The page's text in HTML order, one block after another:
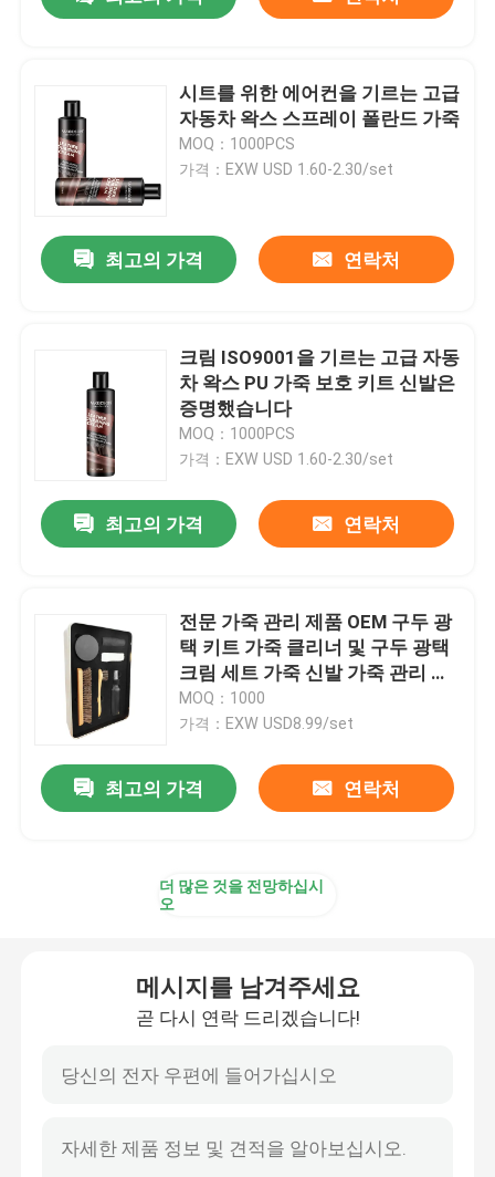
홈
회사 소개
공장 투어
품질 관리
누벅 가죽 보호 키트
PU 가죽 케어 키트
시트를 위한 에어컨을 기르는 고급
자동차 왁스 스프레이 폴란드 가죽
MOQ：1000PCS
가격：EXW USD 1.60-2.30/set
최고의 가격 연락처
크림 ISO9001을 기르는 고급 자동
차 왁스 PU 가죽 보호 키트 신발은
증명했습니다
MOQ：1000PCS
가격：EXW USD 1.60-2.30/set
최고의 가격 연락처
전문 가죽 관리 제품 OEM 구두 광
택 키트 가죽 클리너 및 구두 광택
크림 세트 가죽 신발 가죽 관리 제
품 구두 관리 용품 구두 광택 키트
MOQ：1000
가격：EXW USD8.99/set
최고의 가격 연락처
더 많은 것을 전망하십시
오
메시지를 남겨주세요
곧 다시 연락 드리겠습니다!